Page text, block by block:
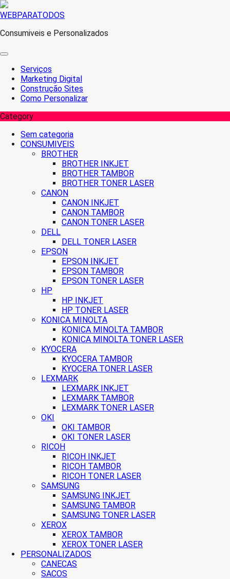
Skip
content
WEBPARATODOS
Consumiveis e Personalizados
Serviços
Marketing Digital
Construção Sites
Como Personalizar
Category
Sem categoria
CONSUMIVEIS
BROTHER
BROTHER INKJET
BROTHER TAMBOR
BROTHER TONER LASER
CANON
CANON INKJET
CANON TAMBOR
CANON TONER LASER
DELL
DELL TONER LASER
EPSON
EPSON INKJET
EPSON TAMBOR
EPSON TONER LASER
HP
HP INKJET
HP TONER LASER
KONICA MINOLTA
KONICA MINOLTA TAMBOR
KONICA MINOLTA TONER LASER
KYOCERA
KYOCERA TAMBOR
KYOCERA TONER LASER
LEXMARK
LEXMARK INKJET
LEXMARK TAMBOR
LEXMARK TONER LASER
OKI
OKI TAMBOR
OKI TONER LASER
RICOH
RICOH INKJET
RICOH TAMBOR
RICOH TONER LASER
SAMSUNG
SAMSUNG INKJET
SAMSUNG TAMBOR
SAMSUNG TONER LASER
XEROX
XEROX TAMBOR
XEROX TONER LASER
PERSONALIZADOS
CANECAS
SACOS